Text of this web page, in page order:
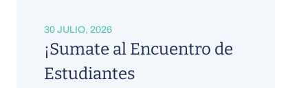
30 JULIO, 2026
¡Sumate al Encuentro de
Estudiantes